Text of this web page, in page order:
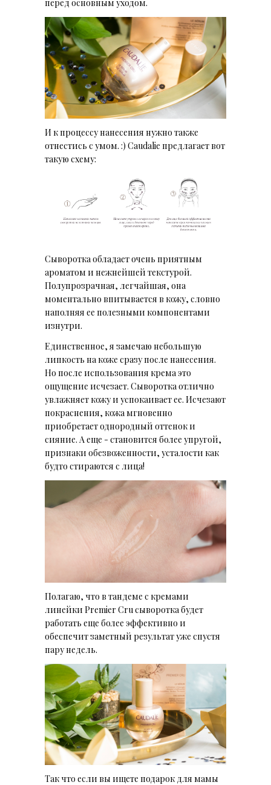
перед основным уходом.
И к процессу нанесения нужно также
отнестись с умом. :) Caudalie предлагает вот
такую схему:
Сыворотка обладает очень приятным
ароматом и нежнейшей текстурой.
Полупрозрачная, легчайшая, она
моментально впитывается в кожу, словно
наполняя ее полезными компонентами
изнутри.
Единственное, я замечаю небольшую
липкость на коже сразу после нанесения.
Но после использования крема это
ощущение исчезает. Сыворотка отлично
увлажняет кожу и успокаивает ее. Исчезают
покраснения, кожа мгновенно
приобретает однородный оттенок и
сияние. А еще - становится более упругой,
признаки обезвоженности, усталости как
будто стираются с лица!
Полагаю, что в тандеме с кремами
линейки Premier Cru сыворотка будет
работать еще более эффективно и
обеспечит заметный результат уже спустя
пару недель.
Так что если вы ищете подарок для мамы